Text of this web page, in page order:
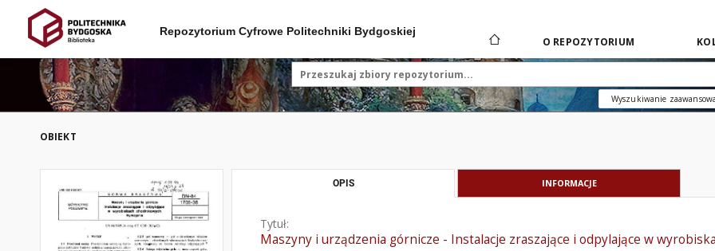
Repozytorium Cyfrowe Politechniki Bydgoskiej
O REPOZYTORIUM
Wyszukiwanie
OBIEKT
OPIS INFORMACJE
Tytuł:
Maszyny i urządzenia górnicze - Instalacje zraszające i odpylające w